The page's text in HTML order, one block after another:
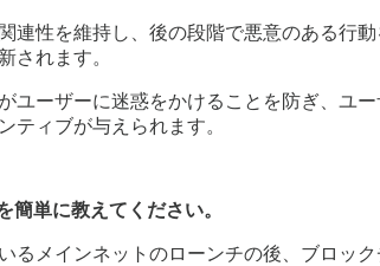
連性を維持し、後の段階で悪意のある行
されます。
ユーザーに迷惑をかけることを防ぎ、ユ
ティブが与えられます。
簡単に教えてください。
るメインネットのローンチの後、ブロッ